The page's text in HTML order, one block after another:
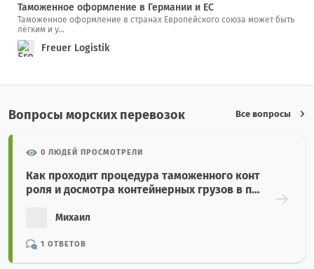
Таможенное оформление в Германии и ЕС
Таможенное оформление в странах Европейского союза может быть
лёгким и у...
Freuer Logistik
Вопросы морских перевозок Все вопросы
0 ЛЮДЕЙ ПРОСМОТРЕЛИ
Как проходит процедура таможенного конт
роля и досмотра контейнерных грузов в по
Михаил
1 ОТВЕТОВ